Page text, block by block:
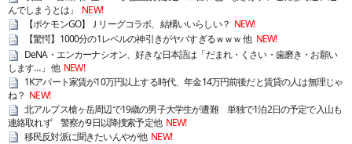
んでしまうとは」
NEW!
【ポケモンGO】Ｊリーグコラボ、結構いいらしい？ NEW!
【驚愕】1000分の1レベルの神引きがヤバすぎるｗｗｗ 他 NEW!
DeNA・エンカーナシオン、好きな日本語は「だまれ・くさい・歯磨き・お願い
します…」 他 NEW!
1Kアパート家賃が10万円以上する時代、年金14万円前後だと賃貸の人は無理じゃ
ね？ NEW!
北アルプス槍ヶ岳周辺で19歳の男子大学生が遭難 単独で1泊2日の予定で入山も
連絡取れず 警察が9日以降捜索予定他 NEW!
移民反対派に聞きたいんやが他 NEW!